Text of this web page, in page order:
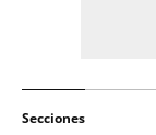
Secciones